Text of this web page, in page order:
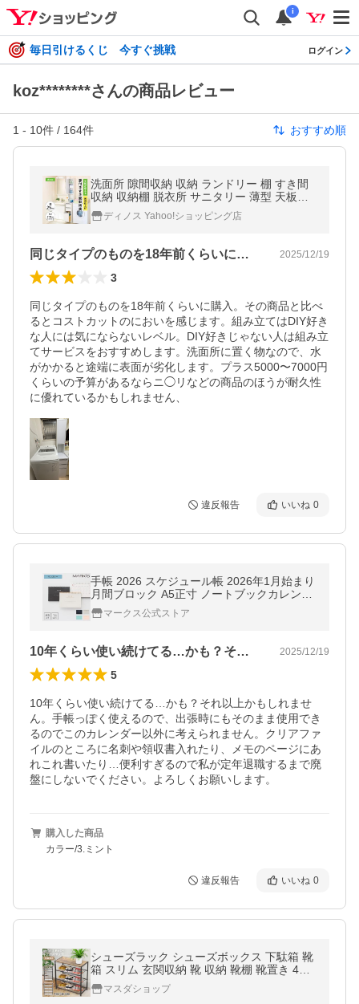
i
毎日引けるくじ 今すぐ挑戦 ログイン
koz********さんの商品レビュー
1 - 10件 / 164件 おすすめ順
洗面所 隙間収納 収納 ランドリー 棚 すき間
収納 収納棚 脱衣所 サニタリー 薄型 天板が
使える 光沢仕上げ扉付きすき間収納庫 ハイ
タイプ・幅25cm 631024
ディノス Yahoo!ショッピング店
同じタイプのものを18年前くらいに購入… 2025/12/19
3
同じタイプのものを18年前くらいに購入。その商品と比べ
るとコストカットのにおいを感じます。組み立てはDIY好き
な人には気にならないレベル。DIY好きじゃない人は組み立
てサービスをおすすめします。洗面所に置く物なので、水
がかかると途端に表面が劣化します。プラス5000〜7000円
くらいの予算があるならニ◯リなどの商品のほうが耐久性
に優れているかもしれません、
違反報告 いいね 0
手帳 2026 スケジュール帳 2026年1月始まり
月間ブロック A5正寸 ノートブックカレンダ
ー・マグネット 予定管理 目標記録 ライフロ
グ ビジネス マークス
マークス公式ストア
10年くらい使い続けてる…かも？それ以… 2025/12/19
5
10年くらい使い続けてる…かも？それ以上かもしれませ
ん。手帳っぽく使えるので、出張時にもそのまま使用でき
るのでこのカレンダー以外に考えられません。クリアファ
イルのところに名刺や領収書入れたり、メモのページにあ
れこれ書いたり…便利すぎるので私が定年退職するまで廃
盤にしないでください。よろしくお願いします。
購入した商品
カラー/3.ミント
違反報告 いいね 0
シューズラック シューズボックス 下駄箱 靴
箱 スリム 玄関収納 靴 収納 靴棚 靴置き 4段
5段 6段 木目
マスダショップ